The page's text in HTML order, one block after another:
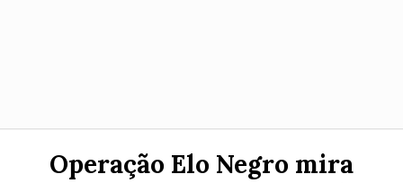
Operação Elo Negro mira